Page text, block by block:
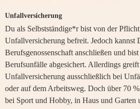
Unfallversicherung
Du als Selbstständige*r bist von der
Unfallversicherung befreit. Jedoch
Berufsgenossenschaft anschließen und
Berufsunfälle abgesichert. Allerdings greift
Unfallversicherung ausschließlich bei
oder auf dem Arbeitsweg. Doch über 70
bei Sport und Hobby, in Haus und Garten